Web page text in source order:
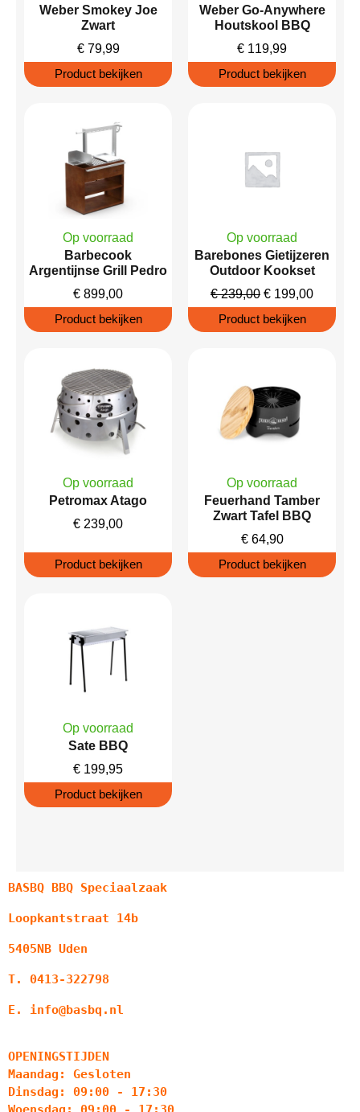
Weber Smokey Joe
Zwart
€79,99
Product bekijken
Weber Go-Anywhere
Houtskool BBQ
€ 119,99
Product bekijken
Op voorraad
Barbecook
Argentijnse Grill Pedro
€ 899,00
Product bekijken
Op voorraad
Barebones Gietijzeren
Outdoor Kookset
€239,00 € 199,00
Product bekijken
Op voorraad
Petromax Atago
€ 239,00
Product bekijken
Op voorraad
Feuerhand Tamber
Zwart Tafel BBQ
€64,90
Product bekijken
Op voorraad
Sate BBQ
€ 199,95
Product bekijken
BASBQ BBQ Speciaalzaak
Loopkantstraat 14b
5405NB Uden
T. 0413-322798
E. info@basbq.nl
OPENINGSTIJDEN
Maandag: Gesloten
Dinsdag: 09:00 - 17:30